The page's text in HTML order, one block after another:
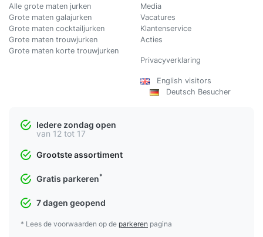
Alle grote maten jurken
Grote maten galajurken
Grote maten cocktailjurken
Grote maten trouwjurken
Grote maten korte trouwjurken
Media
Vacatures
Klantenservice
Acties
Privacyverklaring
English visitors
Deutsch Besucher
Iedere zondag open
van 12 tot 17
Grootste assortiment
Gratis parkeren*
7 dagen geopend
* Lees de voorwaarden op de parkeren pagina